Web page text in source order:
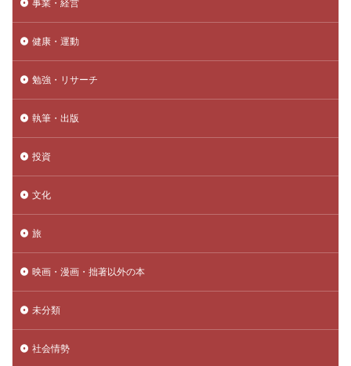
事業・経営
健康・運動
勉強・リサーチ
執筆・出版
投資
文化
旅
映画・漫画・拙著以外の本
未分類
社会情勢